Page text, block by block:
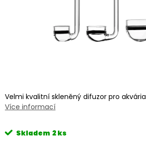
Velmi kvalitní skleněný difuzor pro
Více informací
Skladem 2 ks